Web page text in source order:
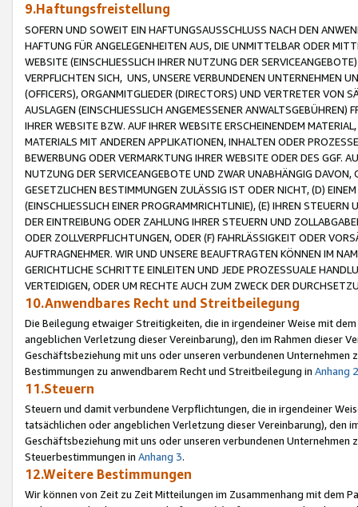
9.Haftungsfreistellung
SOFERN UND SOWEIT EIN HAFTUNGSAUSSCHLUSS NACH DEN
HAFTUNG FÜR ANGELEGENHEITEN AUS, DIE UNMITTELBAR ODER
WEBSITE (EINSCHLIESSLICH IHRER NUTZUNG DER
VERPFLICHTEN SICH, UNS, UNSERE VERBUNDENEN UNTERNEHMEN
(OFFICERS), ORGANMITGLIEDER (DIRECTORS) UND VERTRETER VON
AUSLAGEN (EINSCHLIESSLICH ANGEMESSENER
IHRER WEBSITE BZW. AUF IHRER WEBSITE ERSCHEINENDEM
MATERIALS MIT ANDEREN APPLIKATIONEN, INHALTEN ODER
BEWERBUNG ODER VERMARKTUNG IHRER WEBSITE ODER DES GGF.
NUTZUNG DER SERVICEANGEBOTE UND ZWAR UNABHÄNGIG
GESETZLICHEN BESTIMMUNGEN ZULÄSSIG IST ODER NICHT, (D)
(EINSCHLIESSLICH EINER PROGRAMMRICHTLINIE), (E) IHREN
DER EINTREIBUNG ODER ZAHLUNG IHRER STEUERN UND
ODER ZOLLVERPFLICHTUNGEN, ODER (F) FAHRLÄSSIGKEIT ODER
AUFTRAGNEHMER. WIR UND UNSERE BEAUFTRAGTEN KÖNNEN IM
GERICHTLICHE SCHRITTE EINLEITEN UND JEDE PROZESSUALE
VERTEIDIGEN, ODER UM RECHTE AUCH ZUM ZWECK DER
10.Anwendbares Recht und Streitbeilegung
Die Beilegung etwaiger Streitigkeiten, die in irgendeiner Weise mit
angeblichen Verletzung dieser Vereinbarung), den im Rahmen dieser
Geschäftsbeziehung mit uns oder unseren verbundenen
Bestimmungen zu anwendbarem Recht und Streitbeilegung in Anhang 2
11.Steuern
Steuern und damit verbundene Verpflichtungen, die in irgendeiner
tatsächlichen oder angeblichen Verletzung dieser Vereinbarung), den
Geschäftsbeziehung mit uns oder unseren verbundenen
Steuerbestimmungen in Anhang 3.
12.Weitere Bestimmungen
Wir können von Zeit zu Zeit Mitteilungen im Zusammenhang mit dem